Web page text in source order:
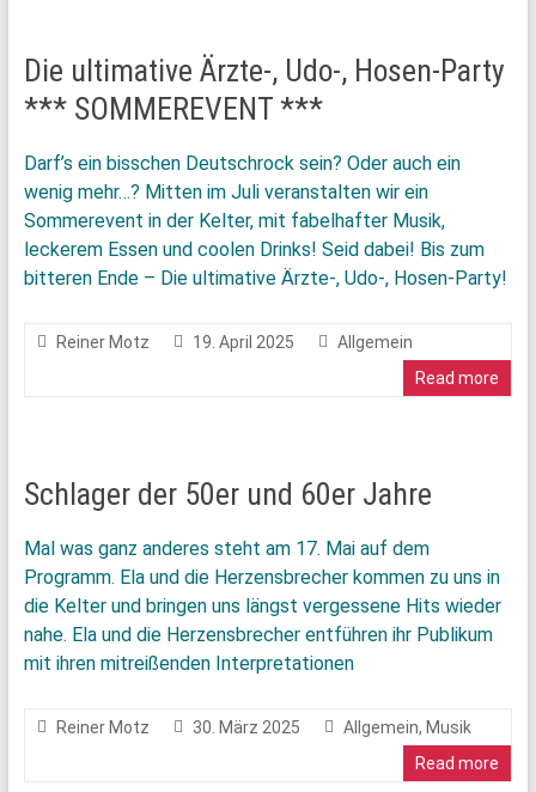
Die ultimative Ärzte-, Udo-, Hosen-Party
*** SOMMEREVENT ***
Darf’s ein bisschen Deutschrock sein? Oder auch ein
wenig mehr…? Mitten im Juli veranstalten wir ein
Sommerevent in der Kelter, mit fabelhafter Musik,
leckerem Essen und coolen Drinks! Seid dabei! Bis zum
bitteren Ende – Die ultimative Ärzte-, Udo-, Hosen-Party!
Reiner Motz 19. April 2025
Allgemein
Read more
Schlager der 50er und 60er Jahre
Mal was ganz anderes steht am 17. Mai auf dem
Programm. Ela und die Herzensbrecher kommen zu uns in
die Kelter und bringen uns längst vergessene Hits wieder
nahe. Ela und die Herzensbrecher entführen ihr Publikum
mit ihren mitreißenden Interpretationen
Reiner Motz 30. März 2025 Allgemein, Musik
Read more